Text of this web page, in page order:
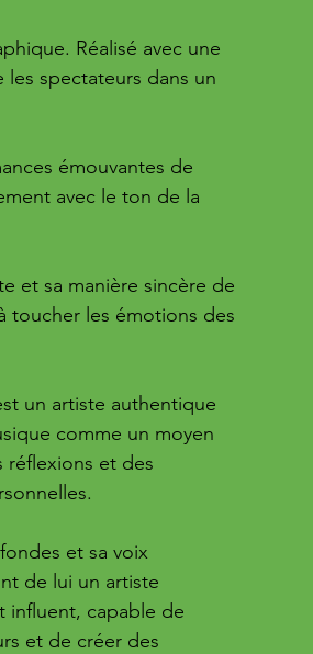
Réalisé avec une
spectateurs dans un
émouvantes de
avec le ton de la
et sa manière sincère de
toucher les émotions des
un artiste authentique
comme un moyen
réflexions et des
et sa voix
de lui un artiste
influent, capable de
et de créer des